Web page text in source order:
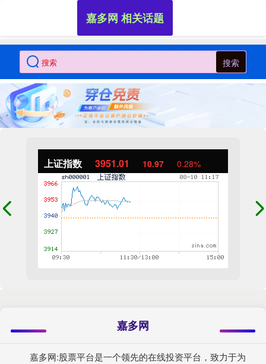
搜索
上证指数 3951.01 10.97 0.28%
嘉多网
嘉多网:股票平台是一个领先的在线投资平台，致力于为
嘉多网 相关话题